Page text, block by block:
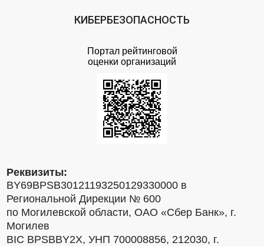
КИБЕРБЕЗОПАСНОСТЬ
Портал рейтинговой
оценки организаций
Реквизиты:
BY69BPSB30121193250129330000 в
Региональной Дирекции № 600
по Могилевской области, ОАО «Сбер Банк», г.
Могилев
BIC BPSBBY2X, УНП 700008856, 212030, г.